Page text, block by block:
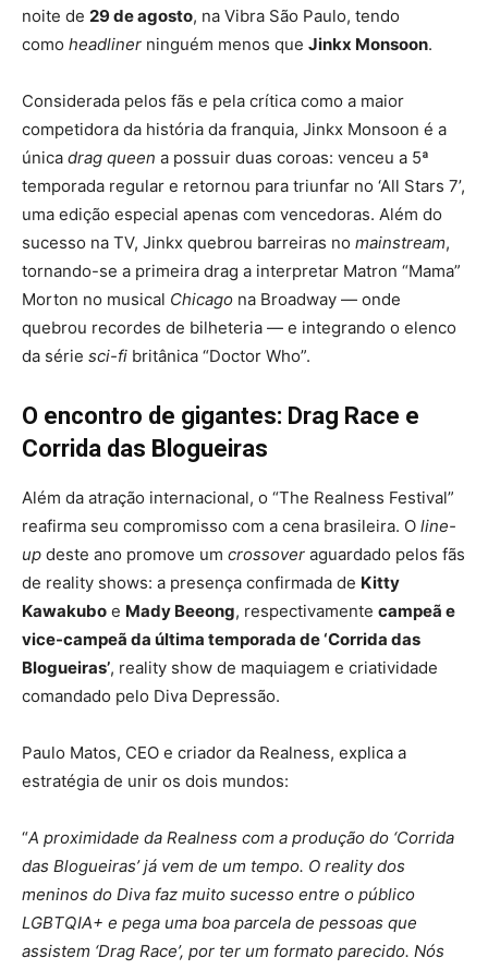
noite de 29 de agosto, na Vibra São Paulo, tendo
como headliner ninguém menos que Jinkx Monsoon.
Considerada pelos fãs e pela crítica como a maior
competidora da história da franquia, Jinkx Monsoon é a
única drag queen a possuir duas coroas: venceu a 5ª
temporada regular e retornou para triunfar no ‘All Stars 7’,
uma edição especial apenas com vencedoras. Além do
sucesso na TV, Jinkx quebrou barreiras no mainstream,
tornando-se a primeira drag a interpretar Matron “Mama”
Morton no musical Chicago na Broadway — onde
quebrou recordes de bilheteria — e integrando o elenco
da série sci-fi britânica “Doctor Who”.
O encontro de gigantes: Drag Race e
Corrida das Blogueiras
Além da atração internacional, o “The Realness Festival”
reafirma seu compromisso com a cena brasileira. O line-
up deste ano promove um crossover aguardado pelos fãs
de reality shows: a presença confirmada de Kitty
Kawakubo e Mady Beeong, respectivamente campeã e
vice-campeã da última temporada de ‘Corrida das
Blogueiras’, reality show de maquiagem e criatividade
comandado pelo Diva Depressão.
Paulo Matos, CEO e criador da Realness, explica a
estratégia de unir os dois mundos:
“A proximidade da Realness com a produção do ‘Corrida
das Blogueiras’ já vem de um tempo. O reality dos
meninos do Diva faz muito sucesso entre o público
LGBTQIA+ e pega uma boa parcela de pessoas que
assistem ‘Drag Race’, por ter um formato parecido. Nós